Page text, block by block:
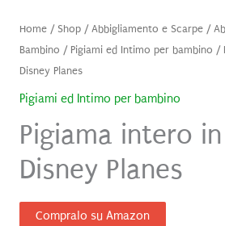
Home/ Shop/Abbigliamento e Scarpe/
Bambino / Pigiami ed Intimo per bambino /
Disney Planes
Pigiami ed Intimo per bambino
Pigiama intero
Disney Planes
Compralo su Amazon